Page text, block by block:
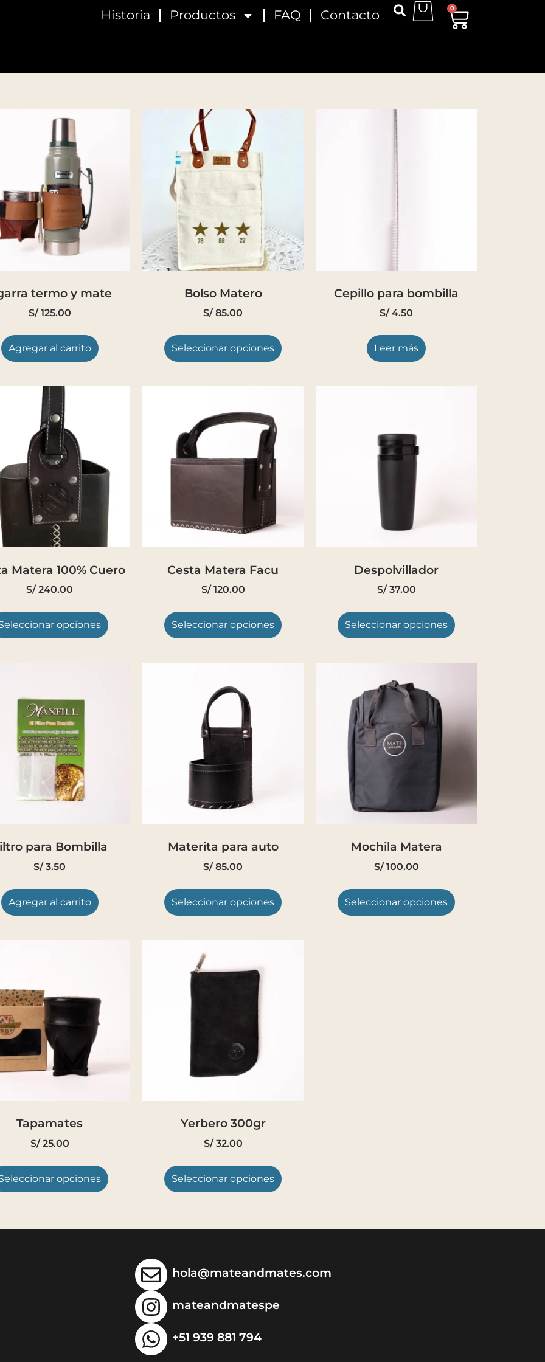
Historia Productos FAQ Contacto 0
termo y mate
S/125.00
Agregar al carrito
Bolso Matero
S/ 85.00
Seleccionar opciones
Cepillo para bombilla
S/ 4.50
Leer más
Matera 100% Cuero
S/ 240.00
opciones
Cesta Matera Facu
S/120.00
Seleccionar opciones
Despolvillador
S/37.00
Seleccionar opciones
para Bombilla
S/3.50
Agregar al carrito
Materita para auto
S/85.00
Seleccionar opciones
Mochila Matera
S/100.00
Seleccionar opciones
Tapamates
S/25.00
opciones
Yerbero 300gr
S/32.00
Seleccionar opciones
hola@mateandmates.com
mateandmatespe
+51 939 881 794